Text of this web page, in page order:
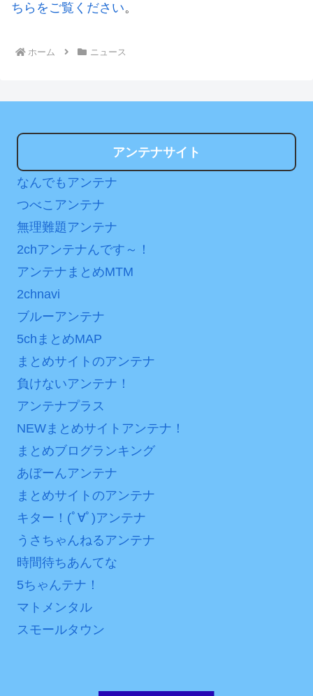
ちらをご覧ください。
ホーム ニュース
アンテナサイト
なんでもアンテナ
つべこアンテナ
無理難題アンテナ
2chアンテナんです～！
アンテナまとめMTM
2chnavi
ブルーアンテナ
5chまとめMAP
まとめサイトのアンテナ
負けないアンテナ！
アンテナプラス
NEWまとめサイトアンテナ！
まとめブログランキング
あぼーんアンテナ
まとめサイトのアンテナ
キター！(ﾟ∀ﾟ)アンテナ
うさちゃんねるアンテナ
時間待ちあんてな
5ちゃんテナ！
マトメンタル
スモールタウン